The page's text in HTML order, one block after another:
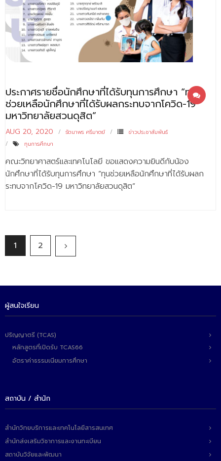
ประกาศรายชื่อนักศึกษาที่ได้รับทุนการศึกษา “ทุน
ช่วยเหลือนักศึกษาที่ได้รับผลกระทบจากโควิด-19
มหาวิทยาลัยสวนดุสิต”
AUG 20, 2020 รัตนาพร ศรีมาตย์
ข่าวประชาสัมพันธ์
ทุนการศึกษา
คณะวิทยาศาสตร์และเทคโนโลยี ขอแสดงความยินดีกับน้อง
นักศึกษาที่ได้รับทุนการศึกษา “ทุนช่วยเหลือนักศึกษาที่ได้รับผลก
ระทบจากโควิด-19 มหาวิทยาลัยสวนดุสิต”
1 2
ผู้สนใจเรียน
ปริญญาตรี (TCAS)
หลักสูตรที่เปิดรับ TCAS66
อัตราค่าธรรมเนียมการศึกษา
สถาบัน / สำนัก
สำนักวิทยบริการและเทคโนโลยีสารสนเทศ
สำนักส่งเสริมวิชาการและงานทะเบียน
สถาบันวิจัยและพัฒนา